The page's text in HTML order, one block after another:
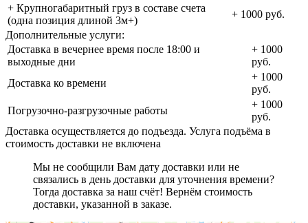
+ Крупногабаритный груз в составе счета
(одна позиция длиной 3м+)
+ 1000 руб.
Дополнительные услуги:
Доставка в вечернее время после 18:00 и
выходные дни
+ 1000
руб.
Доставка ко времени
+ 1000
руб.
Погрузочно-разгрузочные работы
+ 1000
руб.
Доставка осуществляется до подъезда. Услуга подъёма в
стоимость доставки не включена
Мы не сообщили Вам дату доставки или не
связались в день доставки для уточнения времени?
Тогда доставка за наш счёт! Вернём стоимость
доставки, указанной в заказе.